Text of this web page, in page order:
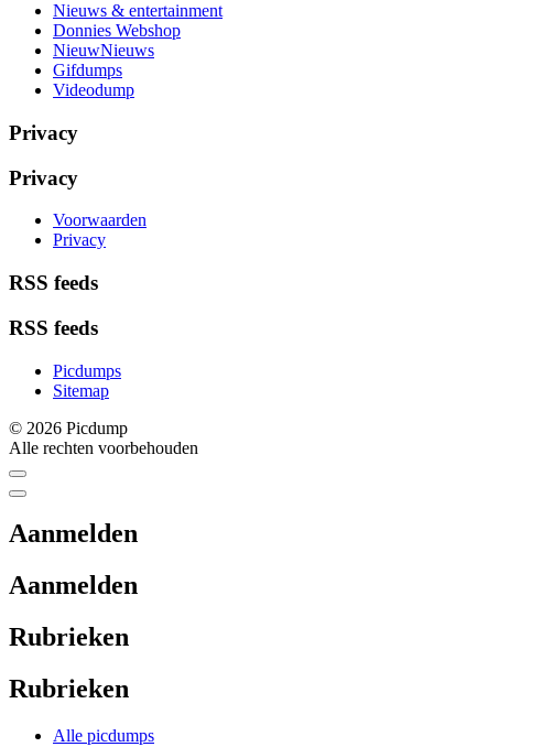
Nieuws & entertainment
Donnies Webshop
NieuwNieuws
Gifdumps
Videodump
Privacy
Privacy
Voorwaarden
Privacy
RSS feeds
RSS feeds
Picdumps
Sitemap
© 2026 Picdump
Alle rechten voorbehouden
Aanmelden
Aanmelden
Rubrieken
Rubrieken
Alle picdumps